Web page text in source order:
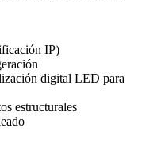
IP)
digital LED para
estructurales